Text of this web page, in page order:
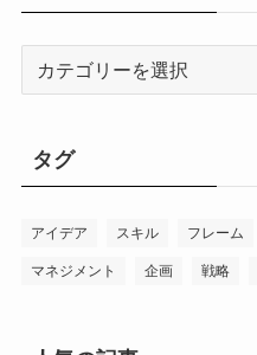
ー
タグ
アイデア スキル フレーム
マネジメント 企画 戦略